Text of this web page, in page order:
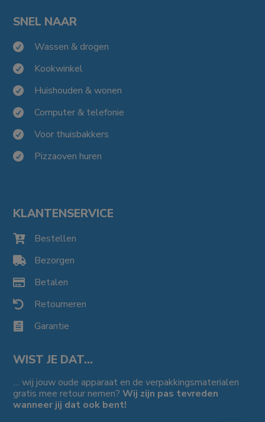
SNEL NAAR
 Wassen & drogen
 Kookwinkel
 Huishouden & wonen
 Computer & telefonie
 Voor thuisbakkers
 Pizzaoven huren
KLANTENSERVICE
 Bestellen
 Bezorgen
 Betalen
 Retourneren
 Garantie
WIST JE DAT…
… wij jouw oude apparaat en de verpakkingsmaterialen
gratis mee retour nemen?Wij zijn pas tevreden
wanneer jij dat ook bent!